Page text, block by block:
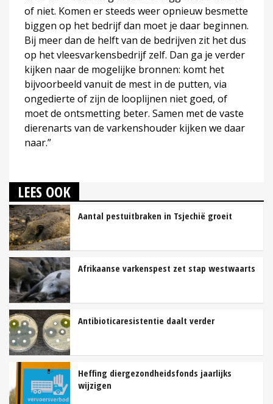
of niet. Komen er steeds weer opnieuw besmette
biggen op het bedrijf dan moet je daar beginnen.
Bij meer dan de helft van de bedrijven zit het dus
op het vleesvarkensbedrijf zelf. Dan ga je verder
kijken naar de mogelijke bronnen: komt het
bijvoorbeeld vanuit de mest in de putten, via
ongedierte of zijn de looplijnen niet goed, of
moet de ontsmetting beter. Samen met de vaste
dierenarts van de varkenshouder kijken we daar
naar.”
LEES OOK
Aantal pestuitbraken in Tsjechië groeit
Afrikaanse varkenspest zet stap westwaarts
Antibioticaresistentie daalt verder
Heffing diergezondheidsfonds jaarlijks
wijzigen